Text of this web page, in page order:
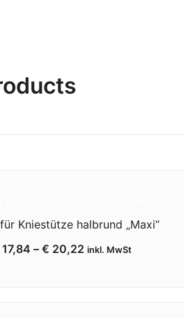
Kniestütze halbrund „Maxi“
17,84 – € 20,22 inkl. MwSt